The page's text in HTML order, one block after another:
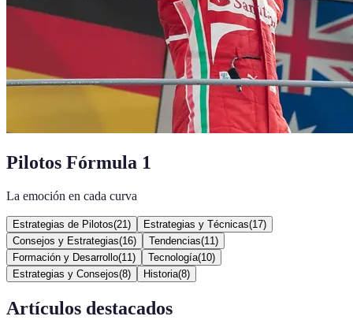
Pilotos Fórmula 1
La emoción en cada curva
Estrategias de Pilotos(21 ) Estrategias y Técnicas(17)
Consejos y Estrategias(16) Tendencias(11 )
Formación y Desarrollo(11 ) Tecnología(10)
Estrategias y Consejos(8) Historia(8)
Artículos destacados